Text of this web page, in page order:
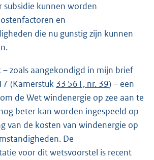
subsidie kunnen worden
en
die nu gunstig zijn kunnen
– zoals aangekondigd in mijn brief
(Kamerstuk 33 561, nr. 39) – een
de Wet windenergie op zee aan te
beter kan worden ingespeeld op
van de kosten van windenergie op
De
voor dit wetsvoorstel is recent